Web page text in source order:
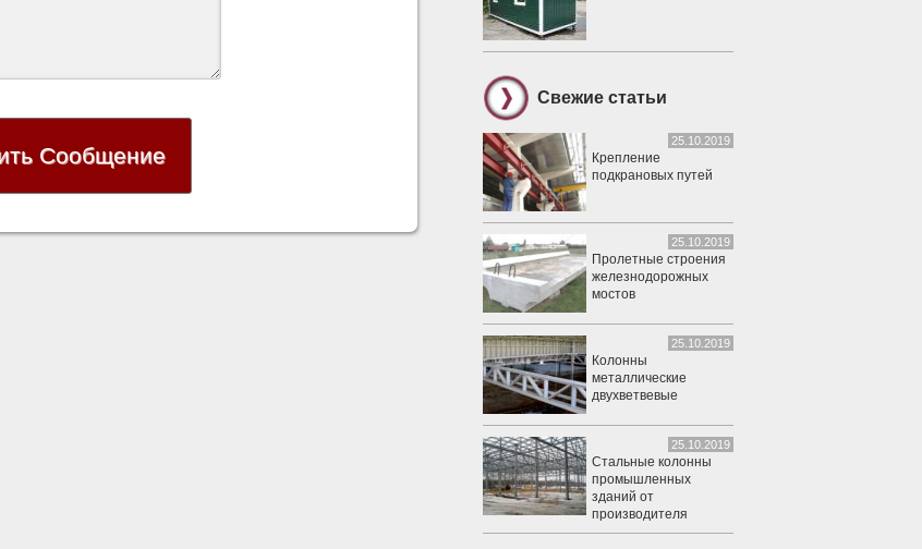
Свежие статьи
25.10.2019
Крепление
подкрановых путей
25.10.2019
Пролетные строения
железнодорожных
мостов
25.10.2019
Колонны
металлические
двухветвевые
25.10.2019
Стальные колонны
промышленных
зданий от
производителя